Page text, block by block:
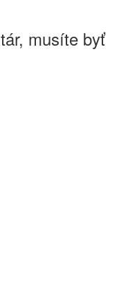
musíte byť